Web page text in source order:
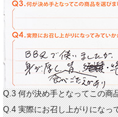
Q.3 何が決め手となってこの商
Q.4 実際にお召し上がりになっ